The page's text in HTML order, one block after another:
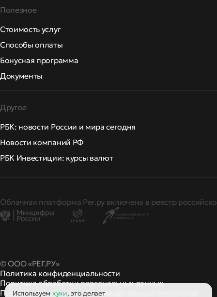
Полезное
Стоимость услуг
Способы оплаты
Бонусная программа
Документы
Другое
РБК: новости России и мира сегодня
Новости компаний РФ
РБК Инвестиции: курсы валют
Облачная платформа Рег.ру включена в реестр
© ООО «РЕГ.РУ»
Политика конфиденциальности
Политика обработки персональных данных
Правила применения рекомендательных технологий
Используем куки, это делает